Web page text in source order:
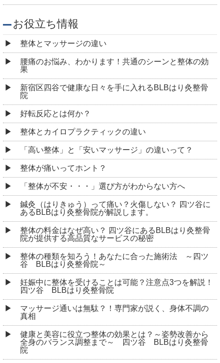
お役立ち情報
整体とマッサージの違い
腰痛のお悩み、わかります！共通のシーンと整体の効
果
新宿区四谷で健康な日々を手に入れるBLBはり灸整骨
院
好転反応とは何か？
整体とカイロプラクティックの違い
「高い整体」と「安いマッサージ」の違いって？
整体が痛いってホント？
「整体が不安・・・」選び方がわからない方へ
鍼灸（はりきゅう）って痛い？火傷しない？ 四ツ谷に
あるBLBはり灸整骨院が解説します。
整体の料金はなぜ高い？ 四ツ谷にあるBLBはり灸整骨
院が提供する高品質なサービスの秘密
整体の種類を知ろう！あなたに合った施術法 ～四ツ
谷 BLBはり灸整骨院～
妊娠中に整体を受けることは可能？注意点3つを解説！
四ツ谷 BLBはり灸整骨院
マッサージ通いは無駄？！専門家が説く、身体不調の
真相
健康と美容に役立つ整体の効果とは？～姿勢改善から
全身のバランス調整まで～ 四ツ谷 BLBはり灸整骨
院